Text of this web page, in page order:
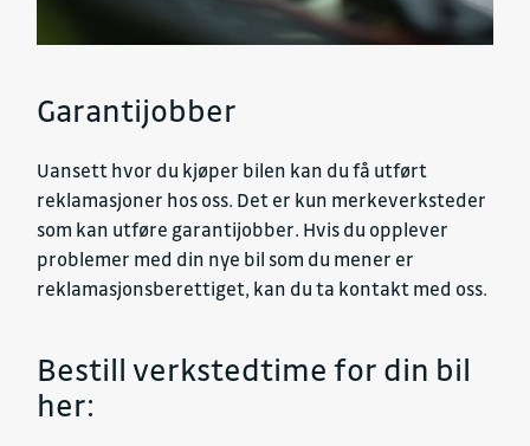
Garantijobber
Uansett hvor du kjøper bilen kan du få utført
reklamasjoner hos oss. Det er kun merkeverksteder
som kan utføre garantijobber. Hvis du opplever
problemer med din nye bil som du mener er
reklamasjonsberettiget, kan du ta kontakt med oss.
Bestill verkstedtime for din bil
her: